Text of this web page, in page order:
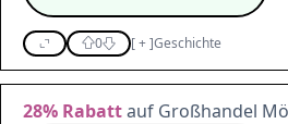
0 [+]Geschichte
28% Rabattauf Großhandel